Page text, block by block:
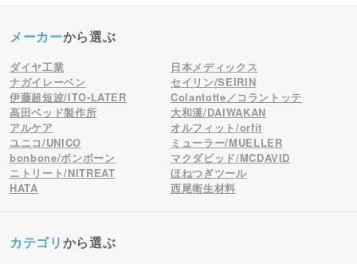
メーカーから選ぶ
ダイヤ工業
日本メディックス
ナガイレーベン
セイリン/SEIRIN
伊藤超短波/ITO-LATER
Colantotte／コラントッテ
高田ベッド製作所
大和漢/DAIWAKAN
アルケア
オルフィット/orfit
ユニコ/UNICO
ミューラー/MUELLER
bonbone/ボンボーン
マクダビッド/MCDAVID
ニトリート/NITREAT
ほねつぎツール
HATA
西尾衛生材料
カテゴリから選ぶ